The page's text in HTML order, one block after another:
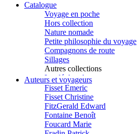
Catalogue
Voyage en poche
Hors collection
Nature nomade
Petite philosophie du voyage
Compagnons de route
Sillages
Autres collections
La clé des champs
Chemins d’étoiles
Visions
Auteurs et voyageurs
Desprez Élise
Desprez Léopoldine
Devouassoux Philippe
Dubois-Tartacap Nicole
Ducret Nicolas
Dugast Stéphane
Dunbar Géraldine
Edwards Richard
Figueras Raymond
Fisset Émeric
Fisset Christine
FitzGerald Edward
Fontaine Benoît
Foucard Marie